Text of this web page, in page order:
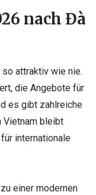
nach Đà
attraktiv wie nie.
die Angebote für
es gibt zahlreiche
Vietnam bleibt
internationale
einer modernen